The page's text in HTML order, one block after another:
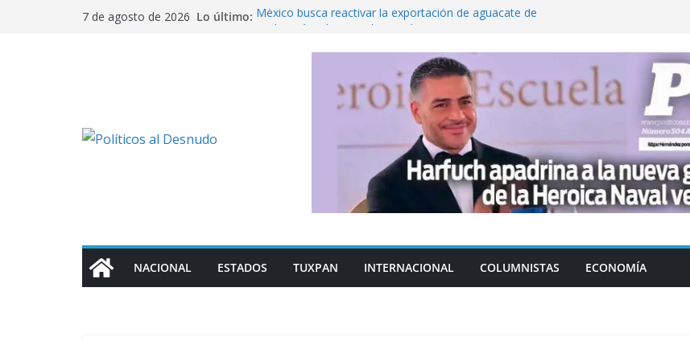
7 de agosto de 2026 Lo último: México busca reactivar la exportación de aguacate de
¿Dónde consultar fecha, hora y sede para el examen de
control de la UNAM?
Los mil 600 mdp que Cuitláhuac García Jiménez desapareció
Fue detenido Ángel Aguirre, exgobernador de Guerrero, por
NACIONAL ESTADOS TUXPAN INTERNACIONAL COLUMNISTAS ECONOMÍA